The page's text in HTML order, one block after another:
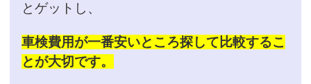
とゲットし、
車検費用が一番安いところ探して比較するこ
とが大切です。